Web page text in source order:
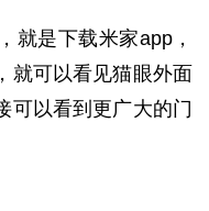
就是下载米家app，
就可以看见猫眼外面
可以看到更广大的门